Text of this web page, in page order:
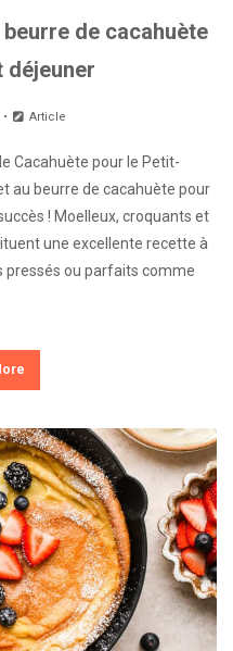
de cacahuète
déjeuner
Article
Cacahuète pour le Petit-
au beurre de cacahuète pour
! Moelleux, croquants et
une excellente recette à
pressés ou parfaits comme